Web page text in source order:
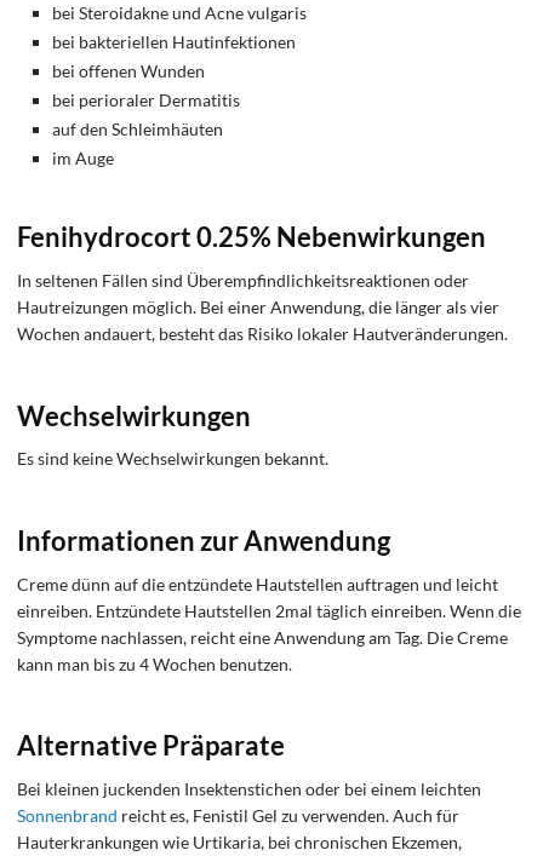
bei Steroidakne und Acne vulgaris
bei bakteriellen Hautinfektionen
bei offenen Wunden
bei perioraler Dermatitis
auf den Schleimhäuten
im Auge
Fenihydrocort 0.25% Nebenwirkungen
In seltenen Fällen sind Überempfindlichkeitsreaktionen oder
Hautreizungen möglich. Bei einer Anwendung, die länger als vier
Wochen andauert, besteht das Risiko lokaler Hautveränderungen.
Wechselwirkungen
Es sind keine Wechselwirkungen bekannt.
Informationen zur Anwendung
Creme dünn auf die entzündete Hautstellen auftragen und leicht
einreiben. Entzündete Hautstellen 2mal täglich einreiben. Wenn die
Symptome nachlassen, reicht eine Anwendung am Tag. Die Creme
kann man bis zu 4 Wochen benutzen.
Alternative Präparate
Bei kleinen juckenden Insektenstichen oder bei einem leichten
Sonnenbrand reicht es, Fenistil Gel zu verwenden. Auch für
Hauterkrankungen wie Urtikaria, bei chronischen Ekzemen,